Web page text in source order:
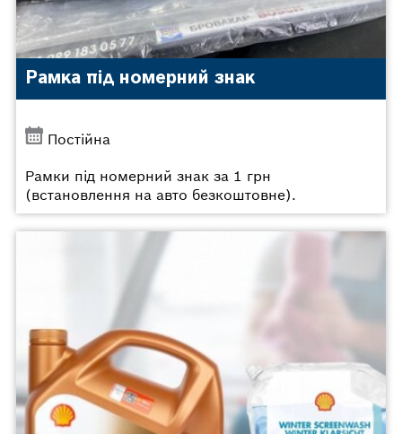
Рамка під номерний знак
Постійна
Рамки під номерний знак за 1 грн
(встановлення на авто безкоштовне).